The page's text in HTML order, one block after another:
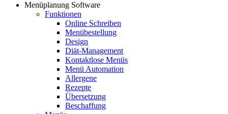
navigation
Menüplanung Software
Funktionen
Online Schreiben
Menübestellung
Design
Diät-Management
Kontaktlose Menüs
Menü Automation
Allergene
Rezepte
Übersetzung
Beschaffung